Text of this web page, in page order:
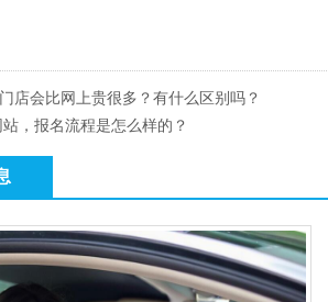
店会比网上贵很多？有什么区别吗？
，报名流程是怎么样的？